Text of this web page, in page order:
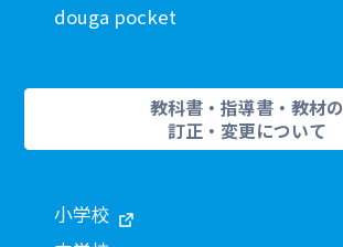
douga pocket
教科書・指導書・教材の
訂正・変更について
小学校